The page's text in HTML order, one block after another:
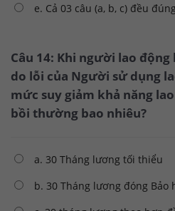
e. Cả 03 câu (a, b, c) đều đúng
Câu 14: Khi người lao
do lỗi của Người sử dụng
mức suy giảm khả năng
bồi thường bao nhiêu?
a. 30 Tháng lương tối thiểu
b. 30 Tháng lương đóng Bảo